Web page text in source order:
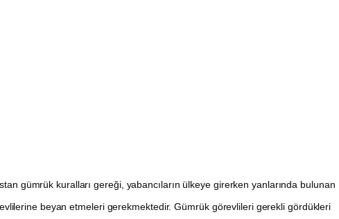
gümrük kuralları gereği, yabancıların ülkeye girerken yanlarında bulunan
beyan etmeleri gerekmektedir. Gümrük görevlileri gerekli gördükleri